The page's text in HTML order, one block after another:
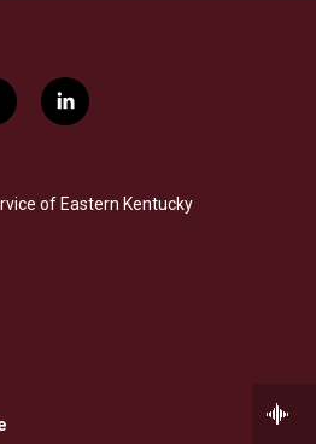
l
i
e
d
of Eastern Kentucky